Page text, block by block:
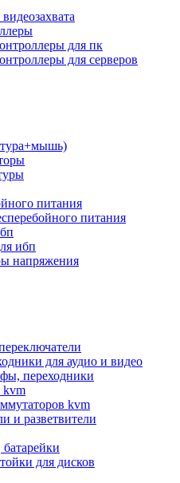
носители
ray
r
rw
r
системы
по
приложения
клиенты, платформы nuc
измельчители
упаковщики
и кофемашины
комбайны
печи
для пк
для серверов
питания
питания
ибп
напряжения
для аудио и видео
переходники
kvm
kvm
и разветвители
для дисков